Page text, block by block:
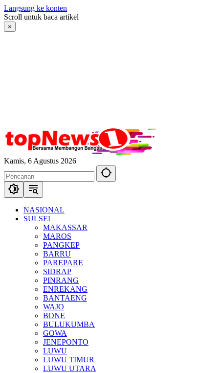
Langsung ke konten
Scroll untuk baca artikel
×
Kamis, 6 Agustus 2026
NASIONAL
SULSEL
MAKASSAR
MAROS
PANGKEP
BARRU
PAREPARE
SIDRAP
PINRANG
ENREKANG
BANTAENG
WAJO
BONE
BULUKUMBA
GOWA
JENEPONTO
LUWU
LUWU TIMUR
LUWU UTARA